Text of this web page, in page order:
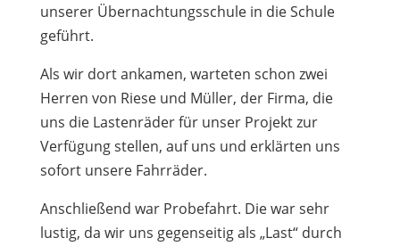
unserer Übernachtungsschule in die Schule
geführt.
Als wir dort ankamen, warteten schon zwei
Herren von Riese und Müller, der Firma, die
uns die Lastenräder für unser Projekt zur
Verfügung stellen, auf uns und erklärten uns
sofort unsere Fahrräder.
Anschließend war Probefahrt. Die war sehr
lustig, da wir uns gegenseitig als „Last“ durch